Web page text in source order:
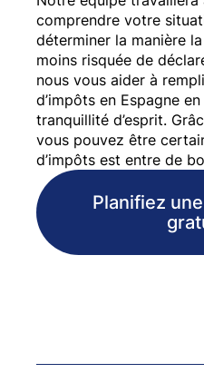
comprendre votre
déterminer la manière
moins risquée de
nous vous aider à
d’impôts en Espagne
tranquillité d’esprit.
vous pouvez être
d’impôts est entre de
Planifiez